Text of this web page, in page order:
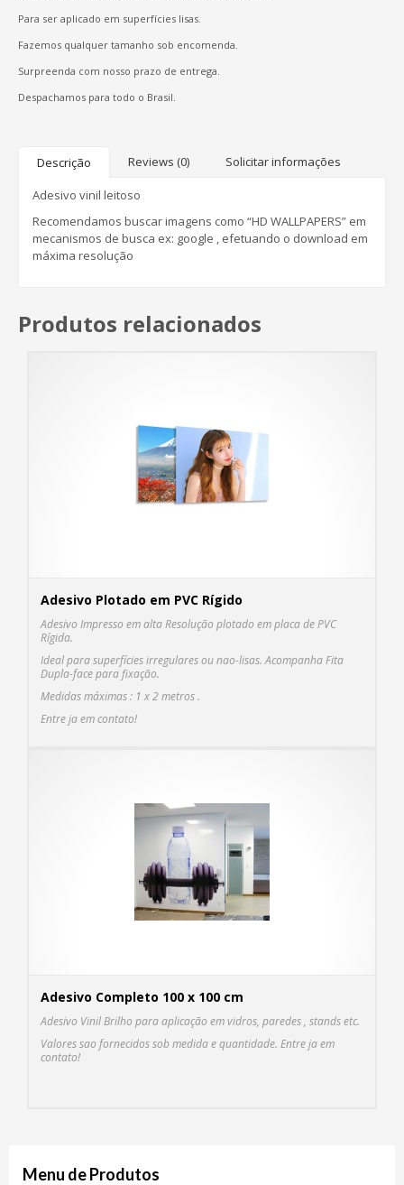
Para ser aplicado em superfícies lisas.
Fazemos qualquer tamanho sob encomenda.
Surpreenda com nosso prazo de entrega.
Despachamos para todo o Brasil.
Descrição Reviews (0) Solicitar informações
Adesivo vinil leitoso
Recomendamos buscar imagens como “HD WALLPAPERS” em
mecanismos de busca ex: google , efetuando o download em
máxima resolução
Produtos relacionados
Adesivo Plotado em PVC Rígido
Adesivo Impresso em alta Resolução plotado em placa de PVC
Rígida.
Ideal para superfícies irregulares ou nao-lisas. Acompanha Fita
Dupla-face para fixação.
Medidas máximas : 1 x 2 metros .
Entre ja em contato!
Adesivo Completo 100 x 100 cm
Adesivo Vinil Brilho para aplicação em vidros, paredes , stands etc.
Valores sao fornecidos sob medida e quantidade. Entre ja em
contato!
Menu de Produtos